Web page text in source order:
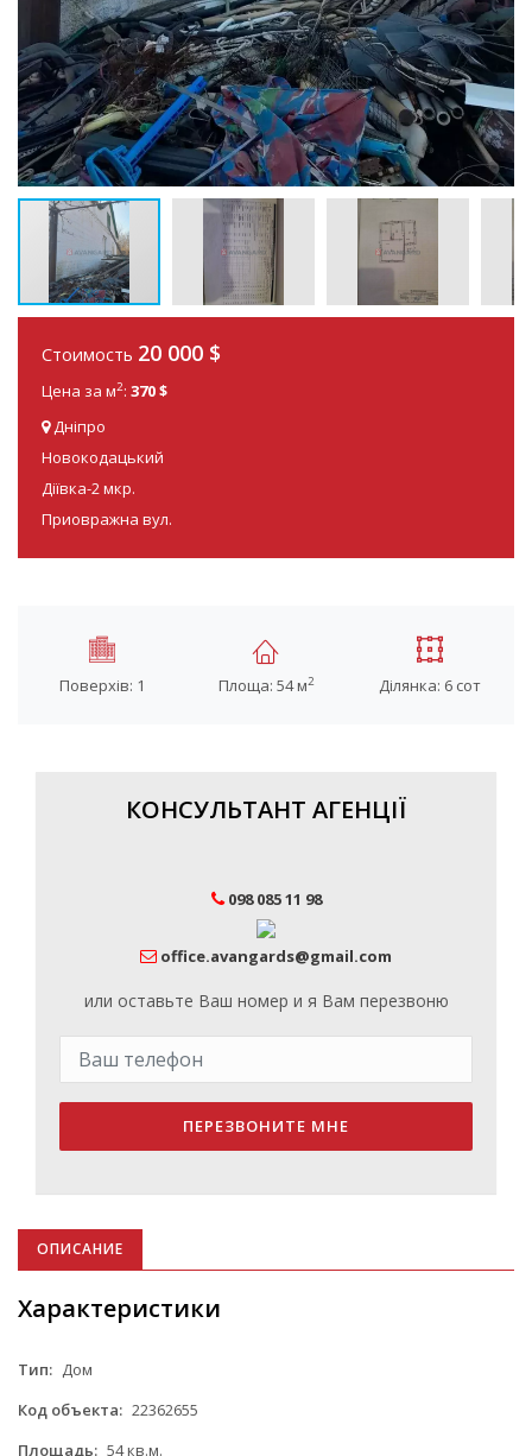
Стоимость 20 000 $
Цена за м2: 370 $
Дніпро
Новокодацький
Діївка-2 мкр.
Приовражна вул.
Поверхів: 1 Площа: 54 м2 Ділянка: 6 сот
КОНСУЛЬТАНТ АГЕНЦІЇ
098 085 11 98
office.avangards@gmail.com
или оставьте Ваш номер и я Вам перезвоню
ПЕРЕЗВОНИТЕ МНЕ
ОПИСАНИЕ
Характеристики
Тип: Дом
Код объекта: 22362655
Площадь: 54 кв.м.